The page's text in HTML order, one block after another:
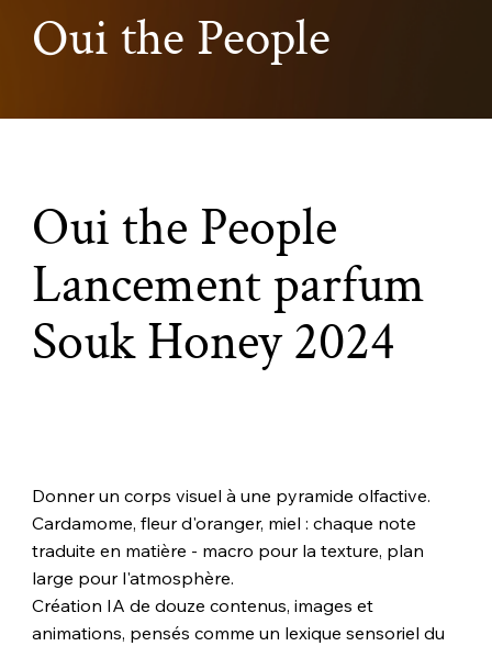
Oui the People
Oui the People
Lancement parfum
Souk Honey 2024
Donner un corps visuel à une pyramide olfactive.
Cardamome, fleur d'oranger, miel : chaque note
traduite en matière - macro pour la texture, plan
large pour l'atmosphère.
Création IA de douze contenus, images et
animations, pensés comme un lexique sensoriel du